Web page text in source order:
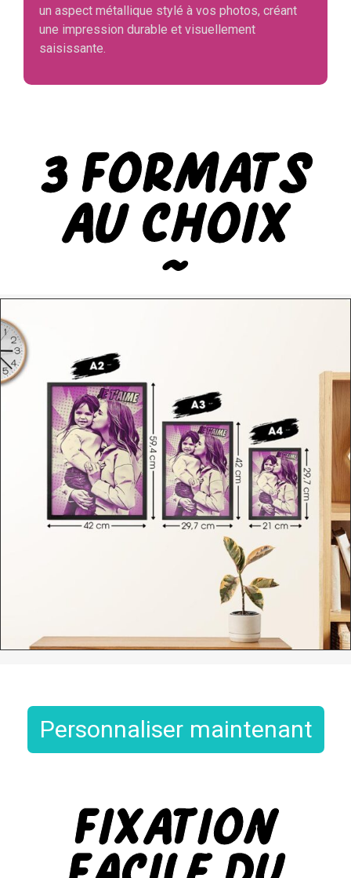
un aspect métallique stylé à vos photos, créant
une impression durable et visuellement
saisissante.
3 Formats
au Choix
~
Personnaliser maintenant
Fixation